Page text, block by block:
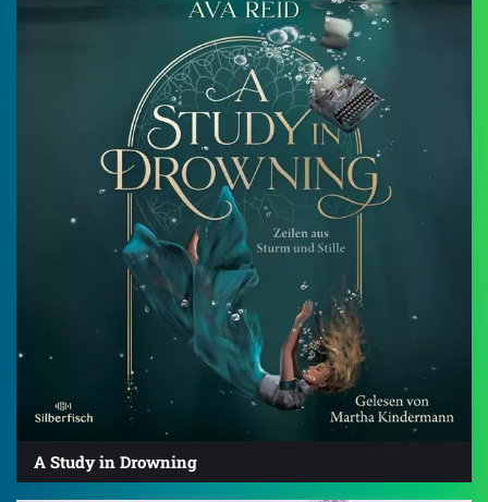
A Study in Drowning